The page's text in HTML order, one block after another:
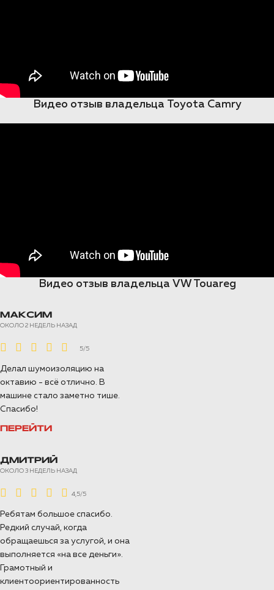
Видео отзыв владельца Toyota Camry
Видео отзыв владельца VW Touareg
МАКСИМ
ОКОЛО 2 НЕДЕЛЬ НАЗАД
5/5
Делал шумоизоляцию на
октавию - всё отлично. В
машине стало заметно тише.
Спасибо!
ПЕРЕЙТИ
ДМИТРИЙ
ОКОЛО 3 НЕДЕЛЬ НАЗАД
4,5/5
Ребятам большое спасибо.
Редкий случай, когда
обращаешься за услугой, и она
выполняется «на все деньги».
Грамотный и
клиентоориентированность